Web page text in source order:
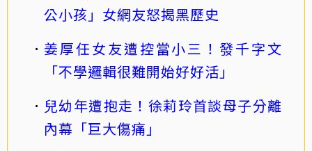
公小孩」女網友怒揭黑歷史
姜厚任女友遭控當小三！發千字文
「不學邏輯很難開始好好活」
兒幼年遭抱走！徐莉玲首談母子分離
內幕「巨大傷痛」